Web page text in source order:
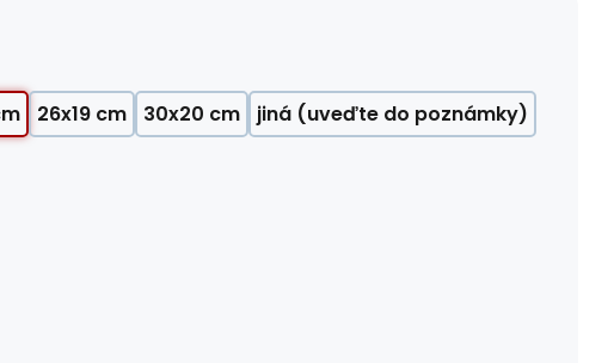
26x19 cm 30x20 cm jiná (uveďte do poznámky)